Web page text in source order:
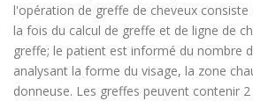
l'opération de greffe de cheveux
la fois du calcul de greffe et de ligne de
greffe; le patient est informé du nombre
analysant la forme du visage, la zone
donneuse. Les greffes peuvent contenir